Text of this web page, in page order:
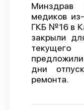
медиков
ГКБ №16 в
закрыли
текущего
дни
ремонта.